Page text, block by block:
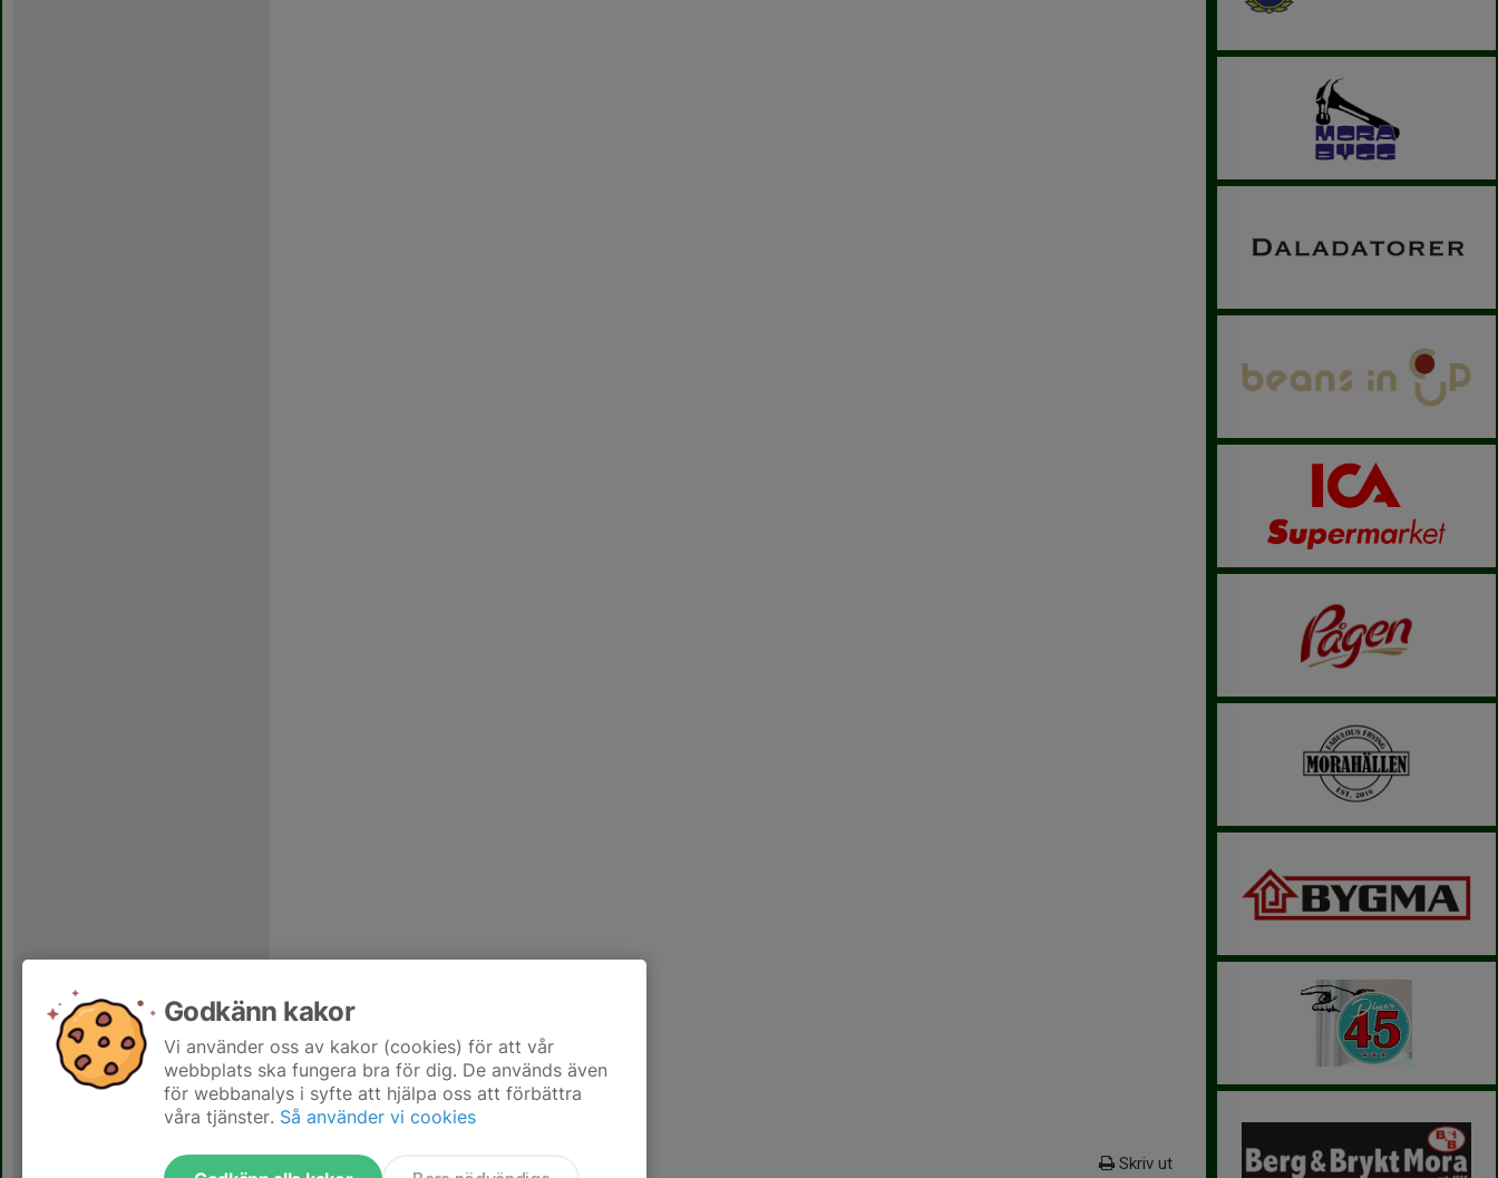
Skriv ut
Godkänn kakor
Vi använder oss av kakor (cookies) för att vår
webbplats ska fungera bra för dig. De används även
för webbanalys i syfte att hjälpa oss att förbättra
våra tjänster. Så använder vi cookies